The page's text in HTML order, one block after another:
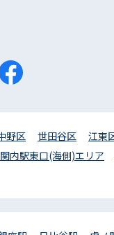
野区 世田谷区 江東
関内駅東口(海側)エリア